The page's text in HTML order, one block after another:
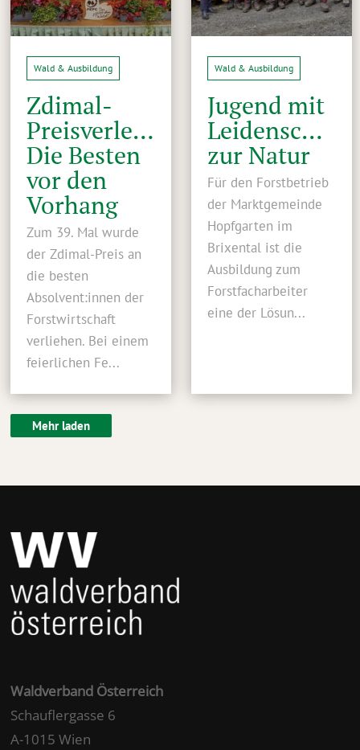
Wald & Ausbildung
Zdimal-
Preisverleihung:
Die Besten
vor den
Vorhang
Zum 39. Mal wurde
der Zdimal-Preis an
die besten
Absolvent:innen der
Forstwirtschaft
verliehen. Bei einem
feierlichen Fe...
Wald & Ausbildung
Jugend mit
Leidenschaft
zur Natur
Für den Forstbetrieb
der Marktgemeinde
Hopfgarten im
Brixental ist die
Ausbildung zum
Forstfacharbeiter
eine der Lösun...
Mehr laden
Waldverband Österreich
Schauflergasse 6
A-1015 Wien